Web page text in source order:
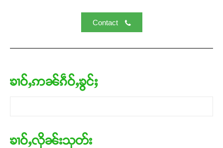
Contact
ၶၢဝ်ႇဢၼ်ၵဵဝ်ႇၶွင်ႈ
ၶၢဝ်ႇလိုၼ်းသုတ်း